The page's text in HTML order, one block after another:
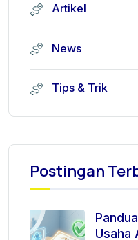
Artikel
News
Tips & Trik
Postingan
Usaha